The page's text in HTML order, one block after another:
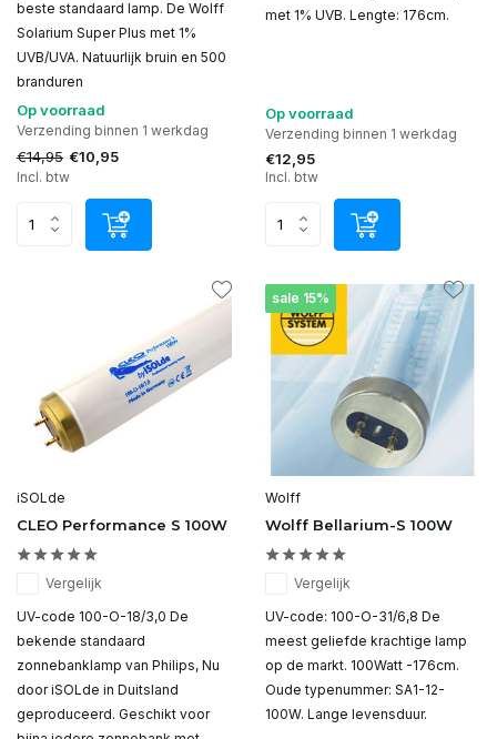
beste standaard lamp. De Wolff
Solarium Super Plus met 1%
UVB/UVA. Natuurlijk bruin en 500
branduren
Op voorraad
Verzending binnen 1 werkdag
€14,95 €10,95
Incl. btw
met 1% UVB. Lengte: 176cm.
Op voorraad
Verzending binnen 1 werkdag
€12,95
Incl. btw
iSOLde
CLEO Performance S 100W
Vergelijk
UV-code 100-O-18/3,0 De
bekende standaard
zonnebanklamp van Philips, Nu
door iSOLde in Duitsland
geproduceerd. Geschikt voor
sale 15%
Wolff
Wolff Bellarium-S 100W
Vergelijk
UV-code: 100-O-31/6,8 De
meest geliefde krachtige lamp
op de markt. 100Watt -176cm.
Oude typenummer: SA1-12-
100W. Lange levensduur.